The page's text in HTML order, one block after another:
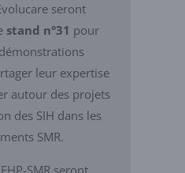
seront
stand n°31 pour
leur expertise
autour des projets
des SIH dans les
SMR.